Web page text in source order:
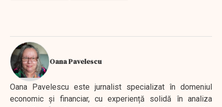
Oana Pavelescu
Oana Pavelescu este jurnalist specializat în domeniul
economic și financiar, cu experiență solidă în analiza